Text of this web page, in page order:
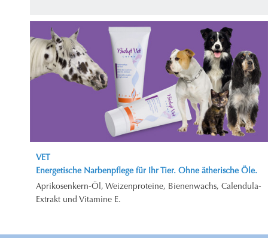
VET
Energetische Narbenpflege für Ihr Tier. Ohne ätherische Öle.
Aprikosenkern-Öl, Weizenproteine, Bienenwachs, Calendula-
Extrakt und Vitamine E.